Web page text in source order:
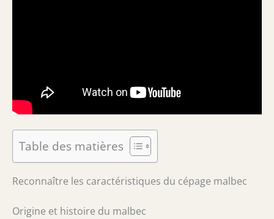
Table des matières
Reconnaître les caractéristiques du cépage malbec
Origine et histoire du malbec